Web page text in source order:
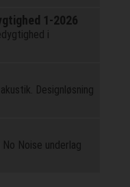
1-2026
i
Designløsning
Noise underlag